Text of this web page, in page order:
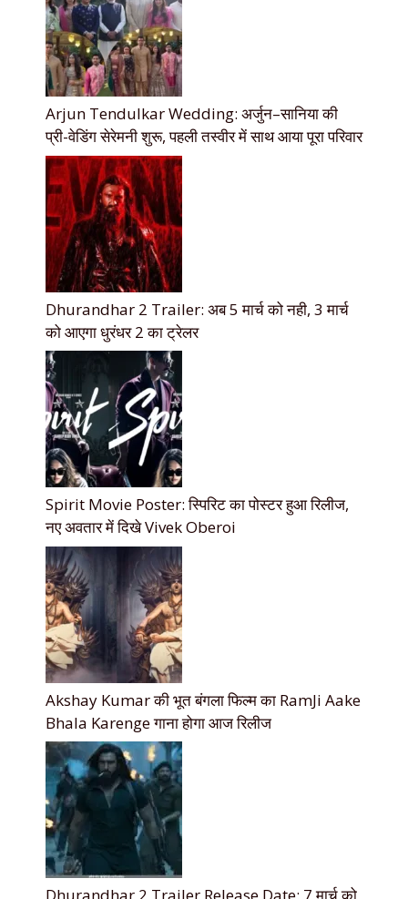
Arjun Tendulkar Wedding: अर्जुन–सानिया की
प्री-वेडिंग सेरेमनी शुरू, पहली तस्वीर में साथ आया पूरा परिवार
Dhurandhar 2 Trailer: अब 5 मार्च को नही, 3 मार्च
को आएगा धुरंधर 2 का ट्रेलर
Spirit Movie Poster: स्पिरिट का पोस्टर हुआ रिलीज,
नए अवतार में दिखे Vivek Oberoi
Akshay Kumar की भूत बंगला फिल्म का RamJi Aake
Bhala Karenge गाना होगा आज रिलीज